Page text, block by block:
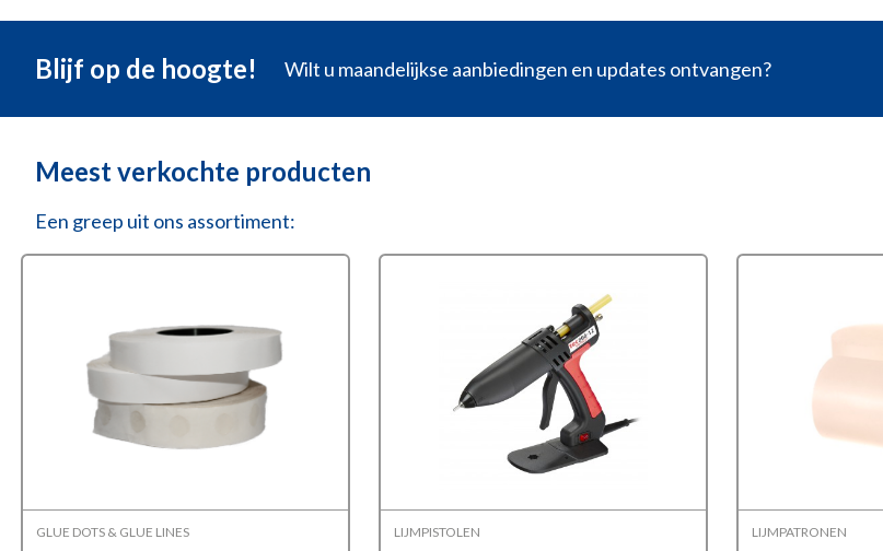
Blijf op de hoogte! Wilt u maandelijkse aanbiedingen en updates ontvangen?
Meest verkochte producten
Een greep uit ons assortiment:
GLUE DOTS & GLUE LINES LIJMPISTOLEN LIJMPATRONEN